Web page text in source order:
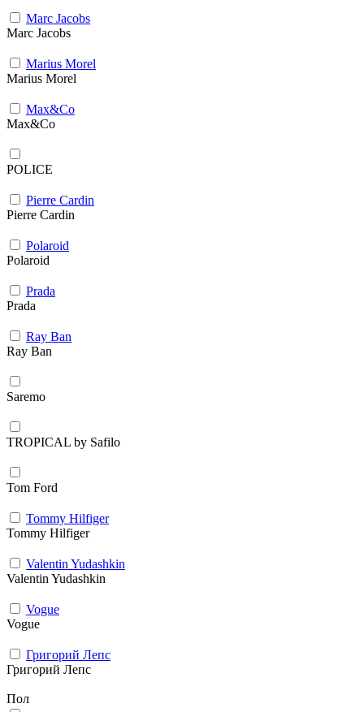
Marc Jacobs
Marc Jacobs
Marius Morel
Marius Morel
Max&Co
Max&Co
POLICE
Pierre Cardin
Pierre Cardin
Polaroid
Polaroid
Prada
Prada
Ray Ban
Ray Ban
Saremo
TROPICAL by Safilo
Tom Ford
Tommy Hilfiger
Tommy Hilfiger
Valentin Yudashkin
Valentin Yudashkin
Vogue
Vogue
Григорий Лепс
Григорий Лепс
Пол